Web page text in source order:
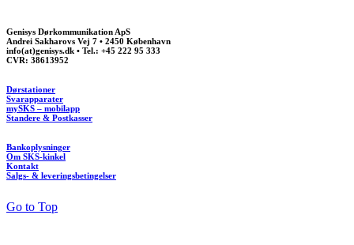
Genisys Dørkommunikation ApS
Andrei Sakharovs Vej 7 • 2450 København
info(at)genisys.dk • Tel.: +45 222 95 333
CVR: 38613952
Dørstationer
Svarapparater
mySKS – mobilapp
Standere & Postkasser
Bankoplysninger
Om SKS-kinkel
Kontakt
Salgs- & leveringsbetingelser
Go to Top